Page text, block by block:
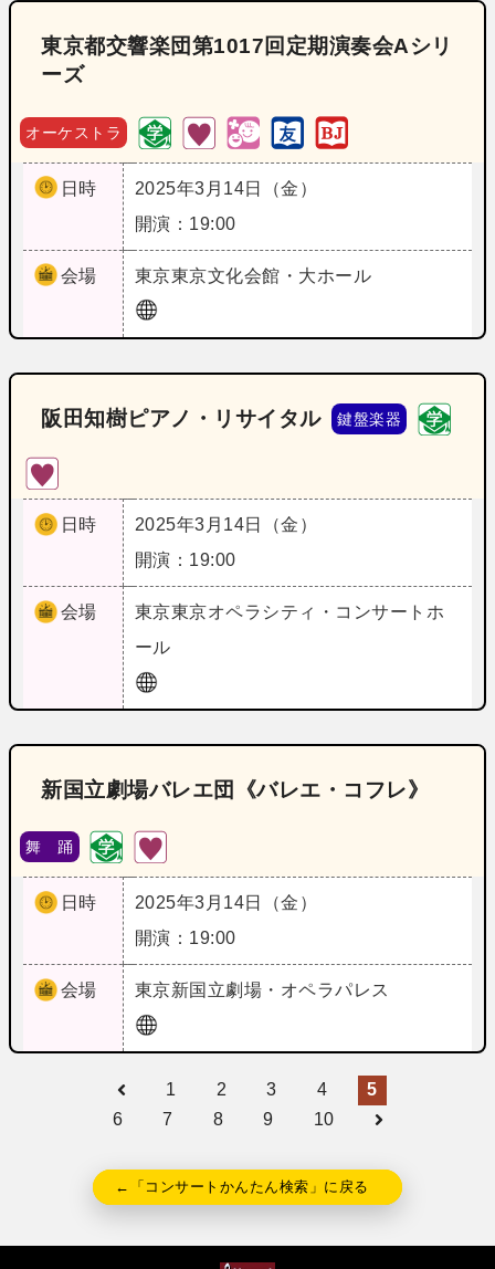
東京都交響楽団第1017回定期演奏会Aシリ
ーズ
オーケストラ
日時
2025年3月14日（金）
開演：19:00
会場 東京東京文化会館・大ホール
阪田知樹ピアノ・リサイタル 鍵盤楽器
日時
2025年3月14日（金）
開演：19:00
会場 東京東京オペラシティ・コンサートホ
ール
新国立劇場バレエ団《バレエ・コフレ》
舞 踊
日時
2025年3月14日（金）
開演：19:00
会場 東京新国立劇場・オペラパレス
1 2 3 4
5
6
7 8 9 10
←「コンサートかんたん検索」に戻る